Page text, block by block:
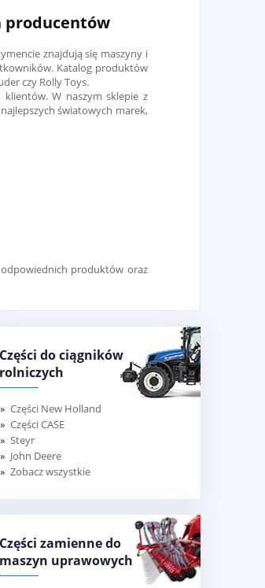
producentów
znajdują się maszyny i
Katalog produktów
czy Rolly Toys.
klientów. W naszym sklepie z
światowych marek,
produktów oraz
Części do ciągników
rolniczych
Części New Holland
Części CASE
Steyr
John Deere
Zobacz wszystkie
Części zamienne do
maszyn uprawowych